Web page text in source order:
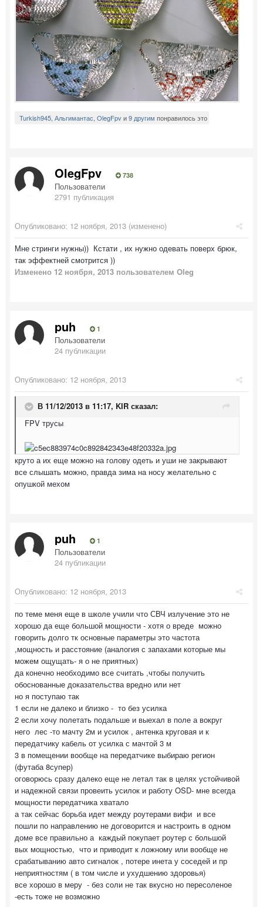
Turkish945 Альгимантас OlegFpvи9 другим понравилось это
OlegFpv 738
Пользователи
2791 публикация
Опубликовано: 12 ноября, 2013 (изменено)
Мне стринги нужны)) Кстати , их нужно одевать поверх брюк,
так эффектней смотрится ))
Изменено 12 ноября, 2013 пользователем Oleg
puh 1
Пользователи
24 публикации
Опубликовано: 12 ноября, 2013
В 11/12/2013 в 11:17, KIR сказал:
FPV трусы
круто а их еще можно на голову одеть и уши не закрывают
все слышать можно, правда зима на носу желательно с
опушкой мехом
puh 1
Пользователи
24 публикации
Опубликовано: 12 ноября, 2013
по теме меня еще в школе учили что СВЧ излучение это не
хорошо да еще большой мощности - хотя о вреде можно
говорить долго тк основные параметры это частота
,мощность и расстояние (аналогия с запахами которые мы
можем ощущать- я о не приятных)
да конечно необходимо все считать ,чтобы получить
обоснованные доказательства вредно или нет
но я поступаю так
1 если не далеко и близко - то без усилка
2 если хочу полетать подальше и выехал в поле а вокруг
него лес -то мачту 2м и усилок , антенка круговая и к
передатчику кабель от усилка с мачтой 3 м
3 в помещении вообще на передатчике выбираю регион
(футаба 8супер)
оговорюсь сразу далеко еще не летал так в целях устойчивой
и надежной связи провеить усилок и работу OSD- мне всегда
мощности передатчика хватало
а так сейчас борьба идет между роутерами вифи и все
пошли по направлению не договорится и настроить в одном
доме все правильно а каждый покупает роутер с большой
вых мощностью, что и приводит к ложному или вообще не
срабатыванию авто сигналок , потере инета у соседей и пр
неприятностям ( в том числе и ухудшению здоровья)
все хорошо в меру - без соли не так вкусно но пересоленое
-есть тоже не возможно